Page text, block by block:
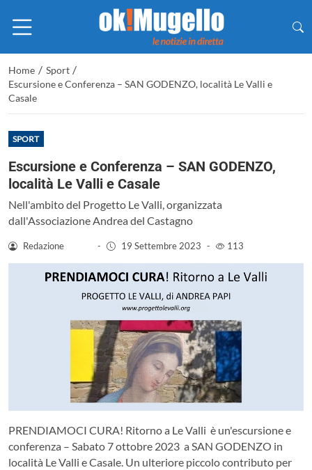
Home / Sport /
Escursione e Conferenza – SAN GODENZO, località Le Valli e
Casale
SPORT
Escursione e Conferenza – SAN GODENZO,
località Le Valli e Casale
Nell'ambito del Progetto Le Valli, organizzata
dall'Associazione Andrea del Castagno
Redazione - 19 Settembre 2023 - 113
PRENDIAMOCI CURA! Ritorno a Le Valli è un'escursione e
conferenza – Sabato 7 ottobre 2023 a SAN GODENZO in
località Le Valli e Casale. Un ulteriore piccolo contributo per